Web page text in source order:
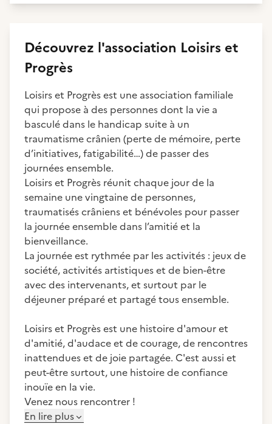
Découvrez l'association Loisirs et
Progrès
Loisirs et Progrès est une association familiale
qui propose à des personnes dont la vie a
basculé dans le handicap suite à un
traumatisme crânien (perte de mémoire, perte
d’initiatives, fatigabilité…) de passer des
journées ensemble.
Loisirs et Progrès réunit chaque jour de la
semaine une vingtaine de personnes,
traumatisés crâniens et bénévoles pour passer
la journée ensemble dans l’amitié et la
bienveillance.
La journée est rythmée par les activités : jeux de
société, activités artistiques et de bien-être
avec des intervenants, et surtout par le
déjeuner préparé et partagé tous ensemble.
Loisirs et Progrès est une histoire d'amour et
d'amitié, d'audace et de courage, de rencontres
inattendues et de joie partagée. C'est aussi et
peut-être surtout, une histoire de confiance
inouïe en la vie.
Venez nous rencontrer !
En lire plus